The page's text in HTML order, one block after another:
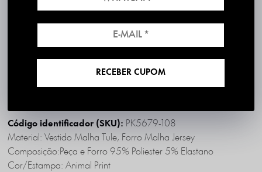
Frete grátis em compras acima de R$199
*válido para RS, SC, PR e SP
Código identificador (SKU): PK5679-108
Material: Vestido Malha Tule, Forro Malha Jersey
Composição:Peça e Forro 95% Poliester 5% Elastano
Cor/Estampa: Animal Print
RECEBER CUPOM